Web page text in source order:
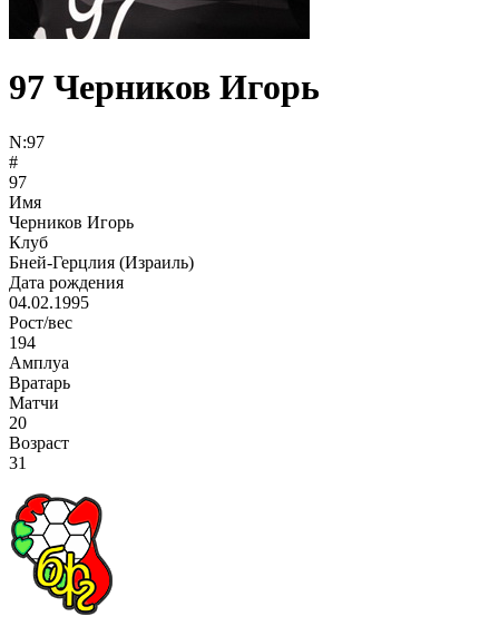
97 Черников Игорь
N:97
#
97
Имя
Черников Игорь
Клуб
Бней-Герцлия (Израиль)
Дата рождения
04.02.1995
Рост/вес
194
Амплуа
Вратарь
Матчи
20
Возраст
31